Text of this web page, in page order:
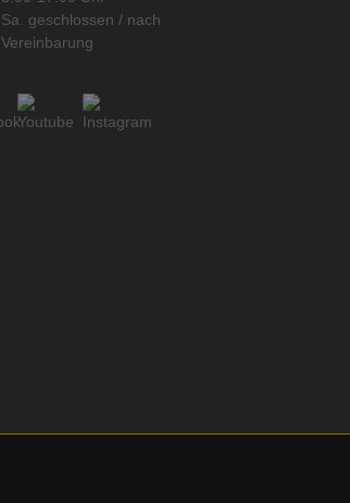
Sa. geschlossen / nach
Vereinbarung